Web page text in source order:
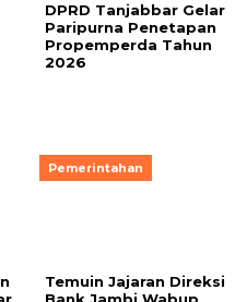
DPRD Tanjabbar Gelar
Paripurna Penetapan
Propemperda Tahun
2026
Pemerintahan
Temuin Jajaran Direksi